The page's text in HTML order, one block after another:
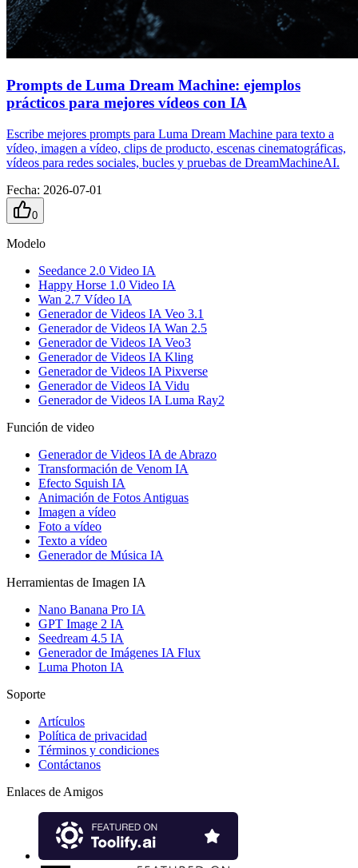
Prompts de Luma Dream Machine: ejemplos
prácticos para mejores vídeos con IA
Escribe mejores prompts para Luma Dream Machine para texto a
vídeo, imagen a vídeo, clips de producto, escenas cinematográficas,
vídeos para redes sociales, bucles y pruebas de DreamMachineAI.
Fecha: 2026-07-01
0
Modelo
Seedance 2.0 Video IA
Happy Horse 1.0 Video IA
Wan 2.7 Vídeo IA
Generador de Videos IA Veo 3.1
Generador de Videos IA Wan 2.5
Generador de Videos IA Veo3
Generador de Videos IA Kling
Generador de Videos IA Pixverse
Generador de Videos IA Vidu
Generador de Videos IA Luma Ray2
Función de video
Generador de Videos IA de Abrazo
Transformación de Venom IA
Efecto Squish IA
Animación de Fotos Antiguas
Imagen a vídeo
Foto a vídeo
Texto a vídeo
Generador de Música IA
Herramientas de Imagen IA
Nano Banana Pro IA
GPT Image 2 IA
Seedream 4.5 IA
Generador de Imágenes IA Flux
Luma Photon IA
Soporte
Artículos
Política de privacidad
Términos y condiciones
Contáctanos
Enlaces de Amigos